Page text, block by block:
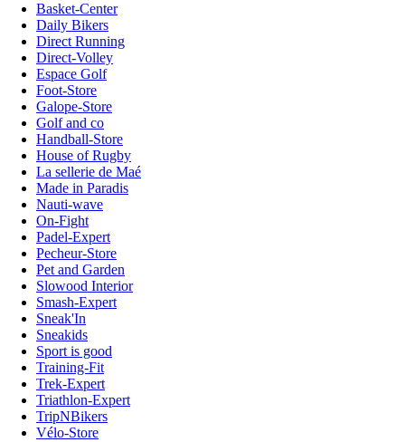
Basket-Center
Daily Bikers
Direct Running
Direct-Volley
Espace Golf
Foot-Store
Galope-Store
Golf and co
Handball-Store
House of Rugby
La sellerie de Maé
Made in Paradis
Nauti-wave
On-Fight
Padel-Expert
Pecheur-Store
Pet and Garden
Slowood Interior
Smash-Expert
Sneak'In
Sneakids
Sport is good
Training-Fit
Trek-Expert
Triathlon-Expert
TripNBikers
Vélo-Store